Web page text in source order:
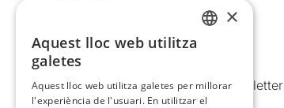
Política de cookies
Condicions d’ús
Comunicacions comercials i Newsletter
×
Aquest lloc web utilitza
galetes
Aquest lloc web utilitza galetes per millorar
l'experiència de l'usuari. En utilitzar el